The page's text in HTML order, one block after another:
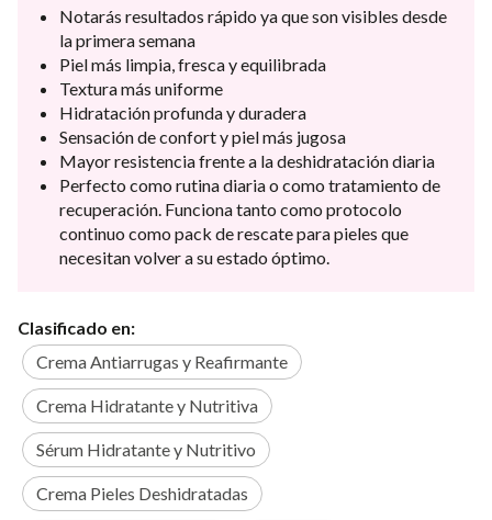
Notarás resultados rápido ya que son visibles desde
la primera semana
Piel más limpia, fresca y equilibrada
Textura más uniforme
Hidratación profunda y duradera
Sensación de confort y piel más jugosa
Mayor resistencia frente a la deshidratación diaria
Perfecto como rutina diaria o como tratamiento de
recuperación. Funciona tanto como protocolo
continuo como pack de rescate para pieles que
necesitan volver a su estado óptimo.
Clasificado en:
Crema Antiarrugas y Reafirmante
Crema Hidratante y Nutritiva
Sérum Hidratante y Nutritivo
Crema Pieles Deshidratadas